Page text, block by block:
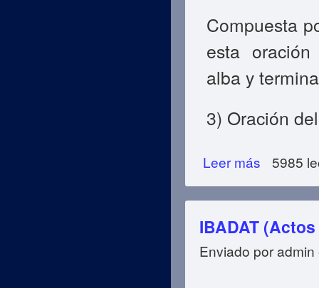
Compuesta
esta
alba y
3) Oración
Leer más sobre Salat
5985
IBADAT
Enviado poradmin